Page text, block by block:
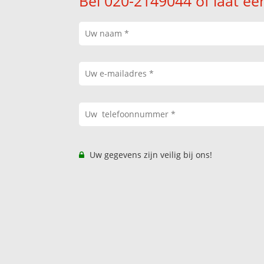
Uw gegevens zijn veilig bij ons!